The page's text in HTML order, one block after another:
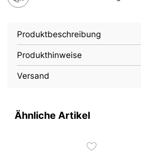
Produktbeschreibung
Produkthinweise
Versand
Ähnliche Artikel